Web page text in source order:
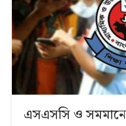
এসএসসি ও